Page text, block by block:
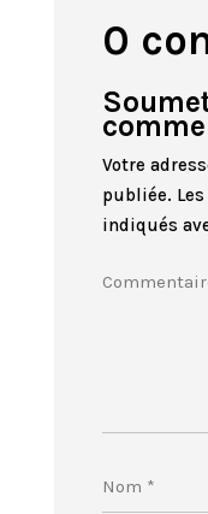
0
Votre
publiée.
indiqués